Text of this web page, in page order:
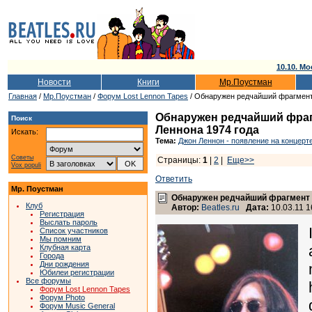
10.10.
Новости Книги Мр.Поустман
Главная / Мр.Поустман / Форум Lost Lennon Tapes / Обнаружен редчайший
Поиск
Искать:
Советы
Vox populi
Мр. Поустман
Клуб
Регистрация
Выслать пароль
Список участников
Мы помним
Клубная карта
Города
Дни рождения
Юбилеи регистрации
Все форумы
Форум Lost Lennon Tapes
Форум Photo
Форум Music General
Обнаружен редчайший
Леннона 1974 года
Тема: Джон Леннон - появление на
Страницы: 1 2
Еще>>
Ответить
Обнаружен редчайший фрагмент
Автор: Beatles.ru Дата: 10.03.11